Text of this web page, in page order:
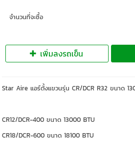
จำนวนที่จะซื้อ
เพิ่มลงรถเข็น
Star Aire แอร์ตั้งแขวนรุ่น CR/DCR R32 ขนาด
CR12/DCR-400 ขนาด 13000 BTU
CR18/DCR-600 ขนาด 18100 BTU